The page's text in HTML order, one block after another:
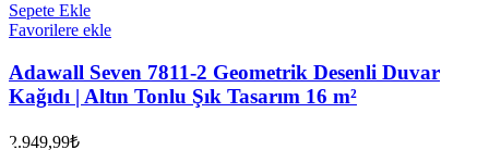
Sepete Ekle
Favorilere ekle
Adawall Seven 7811-2 Geometrik Desenli Duvar
Kağıdı | Altın Tonlu Şık Tasarım 16 m²
2.949,99₺